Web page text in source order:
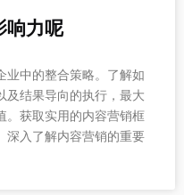
响力呢
业中的整合策略。了解如
及结果导向的执行，最大
。获取实用的内容营销框
深入了解内容营销的重要